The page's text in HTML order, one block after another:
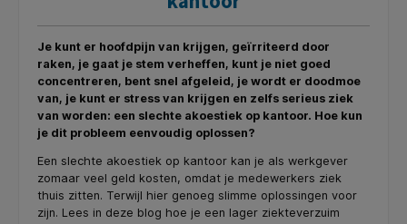
Je kunt er hoofdpijn van krijgen, geïrriteerd door
raken, je gaat je stem verheffen, kunt je niet goed
concentreren, bent snel afgeleid, je wordt er doodmoe
van, je kunt er stress van krijgen en zelfs serieus ziek
van worden: een slechte akoestiek op kantoor. Hoe kun
je dit probleem eenvoudig oplossen?
Een slechte akoestiek op kantoor kan je als werkgever
zomaar veel geld kosten, omdat je medewerkers ziek
thuis zitten. Terwijl hier genoeg slimme oplossingen voor
zijn. Lees in deze blog hoe je een lager ziekteverzuim